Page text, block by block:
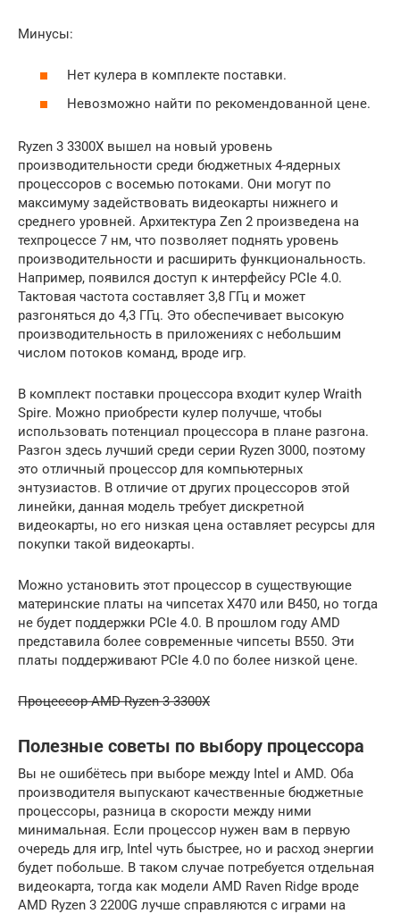
Минусы:
Нет кулера в комплекте поставки.
Невозможно найти по рекомендованной цене.
Ryzen 3 3300X вышел на новый уровень
производительности среди бюджетных 4-ядерных
процессоров с восемью потоками. Они могут по
максимуму задействовать видеокарты нижнего и
среднего уровней. Архитектура Zen 2 произведена на
техпроцессе 7 нм, что позволяет поднять уровень
производительности и расширить функциональность.
Например, появился доступ к интерфейсу PCIe 4.0.
Тактовая частота составляет 3,8 ГГц и может
разгоняться до 4,3 ГГц. Это обеспечивает высокую
производительность в приложениях с небольшим
числом потоков команд, вроде игр.
В комплект поставки процессора входит кулер Wraith
Spire. Можно приобрести кулер получше, чтобы
использовать потенциал процессора в плане разгона.
Разгон здесь лучший среди серии Ryzen 3000, поэтому
это отличный процессор для компьютерных
энтузиастов. В отличие от других процессоров этой
линейки, данная модель требует дискретной
видеокарты, но его низкая цена оставляет ресурсы для
покупки такой видеокарты.
Можно установить этот процессор в существующие
материнские платы на чипсетах X470 или B450, но тогда
не будет поддержки PCIe 4.0. В прошлом году AMD
представила более современные чипсеты B550. Эти
платы поддерживают PCIe 4.0 по более низкой цене.
Процессор AMD Ryzen 3 3300X
Полезные советы по выбору процессора
Вы не ошибётесь при выборе между Intel и AMD. Оба
производителя выпускают качественные бюджетные
процессоры, разница в скорости между ними
минимальная. Если процессор нужен вам в первую
очередь для игр, Intel чуть быстрее, но и расход энергии
будет побольше. В таком случае потребуется отдельная
видеокарта, тогда как модели AMD Raven Ridge вроде
AMD Ryzen 3 2200G лучше справляются с играми на